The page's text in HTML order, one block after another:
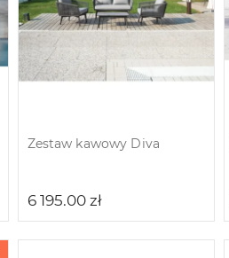
Zestaw kawowy Diva
6 195.00 zł